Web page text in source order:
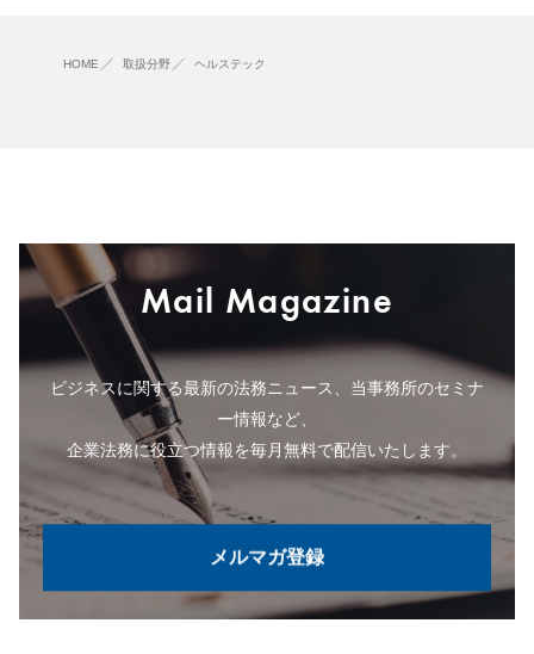
HOME 取扱分野 ヘルステック
Mail Magazine
ビジネスに関する最新の法務ニュース、当事務所のセミナ
ー情報など、
企業法務に役立つ情報を毎月無料で配信いたします。
メルマガ登録